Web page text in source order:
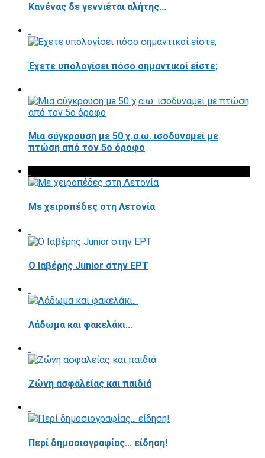
Κανένας δε γεννιέται αλήτης...
Έχετε υπολογίσει πόσο σημαντικοί είστε;
Μια σύγκρουση με 50 χ.α.ω. ισοδυναμεί με
πτώση από τον 5ο όροφο
Με χειροπέδες στη Λετονία
Ο Ιαβέρης Junior στην ΕΡΤ
Λάδωμα και φακελάκι...
Ζώνη ασφαλείας και παιδιά
Περί δημοσιογραφίας... είδηση!